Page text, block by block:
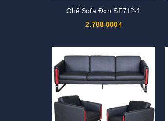
Ghế Sofa Đơn SF712-1
2.788.000₫